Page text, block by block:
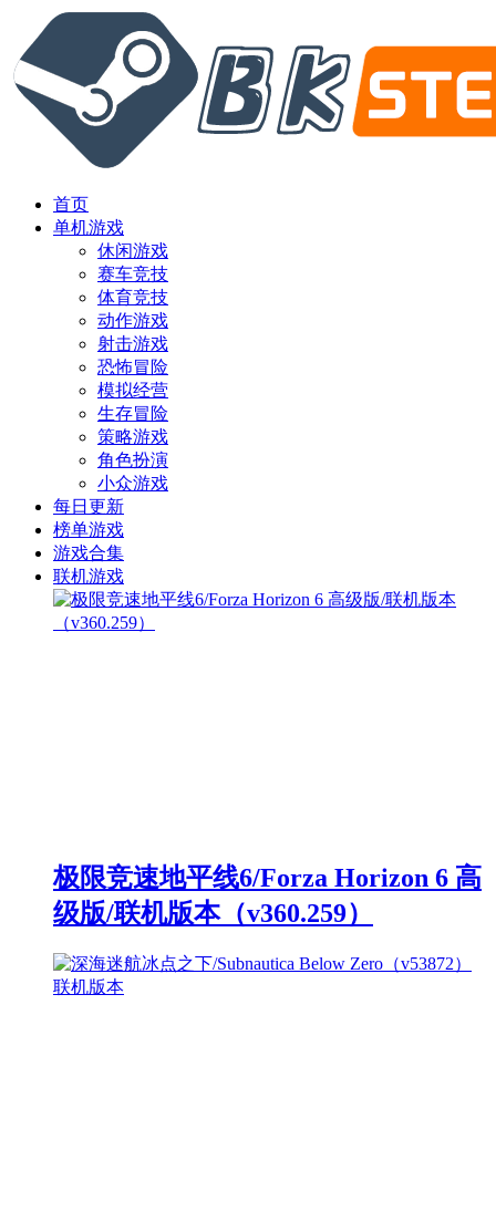
首页
单机游戏
休闲游戏
赛车竞技
体育竞技
动作游戏
射击游戏
恐怖冒险
模拟经营
生存冒险
策略游戏
角色扮演
小众游戏
每日更新
榜单游戏
游戏合集
联机游戏
极限竞速地平线6/Forza Horizon 6 高
级版/联机版本（v360.259）